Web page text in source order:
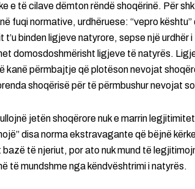
e të cilave dëmton rëndë shoqërinë. Për
fuqi normative, urdhëruese: “vepro kështu”
t’u binden ligjeve natyrore, sepse një
domosdoshmërisht ligjeve të natyrës.
kanë përmbajtje që plotëson nevojat
shoqërisë për të përmbushur nevojat
jetën shoqërore nuk e marrin
disa norma ekstravagante që bëjnë
të njeriut, por ato nuk mund të
të mundshme nga këndvështrimi i natyrës.